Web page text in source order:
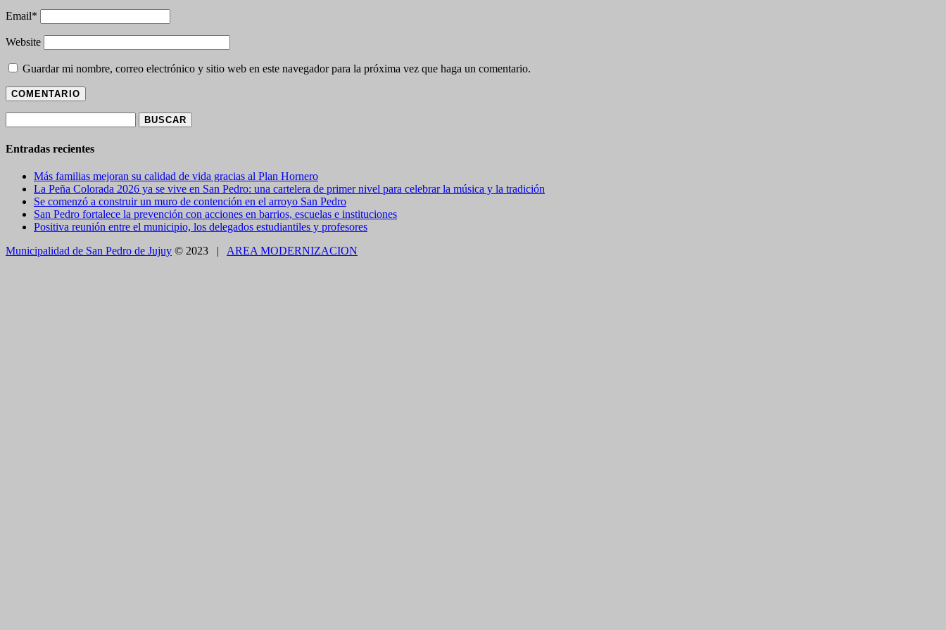
Email*
Website
Guardar mi nombre, correo electrónico y sitio web en este navegador para la próxima vez que haga un comentario.
Entradas recientes
Más familias mejoran su calidad de vida gracias al Plan Hornero
La Peña Colorada 2026 ya se vive en San Pedro: una cartelera de primer nivel para celebrar la música y la tradición
Se comenzó a construir un muro de contención en el arroyo San Pedro
San Pedro fortalece la prevención con acciones en barrios, escuelas e instituciones
Positiva reunión entre el municipio, los delegados estudiantiles y profesores
Municipalidad de San Pedro de Jujuy © 2023 | AREA MODERNIZACION